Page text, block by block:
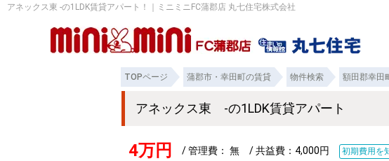
アネックス東 -の1LDK賃貸アパート！｜ミニミニFC蒲郡店 丸七住宅株式会社
TOPページ 蒲郡市・幸田町の賃貸 物件検索 額田郡幸田
アネックス東 -の1LDK賃貸アパート
4万円 / 管理費： 無 / 共益費：4,000円 初期費用を